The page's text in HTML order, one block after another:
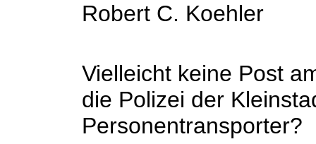
Robert C. Koehler
Vielleicht keine Post
die Polizei der
Personentransporter?